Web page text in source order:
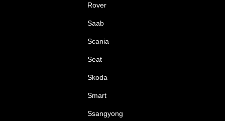
Rover
Saab
Scania
Seat
Skoda
Smart
Ssangyong